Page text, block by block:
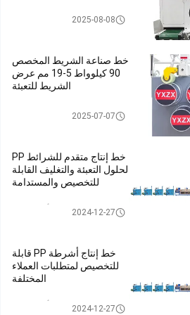
عجلة ربط الشريط2025-08-08
خط صناعة الشريط المخصص
90 كيلوواط 5-19 مم عرض
الشريط للتعبئة
خط بثق شريط الحزام Pp
2025-07-07
خط إنتاج متقدم للشرائط PP
لحلول التعبئة والتغليف القابلة
للتخصيص والمستدامة
خط إنتاج أشرطة PP2024-12-27
خط إنتاج أشرطة PP قابلة
للتخصيص لمتطلبات العملاء
المختلفة
خط إنتاج أشرطة PP2024-12-27